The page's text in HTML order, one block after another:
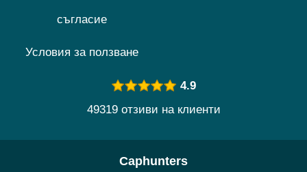
съгласие
Условия за ползване
4.9
49319 отзиви на клиенти
Caphunters